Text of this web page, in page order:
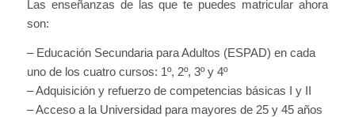
Las enseñanzas de las que te puedes matricular ahora
son:
– Educación Secundaria para Adultos (ESPAD) en cada
uno de los cuatro cursos: 1º, 2º, 3º y 4º
– Adquisición y refuerzo de competencias básicas I y II
– Acceso a la Universidad para mayores de 25 y 45 años